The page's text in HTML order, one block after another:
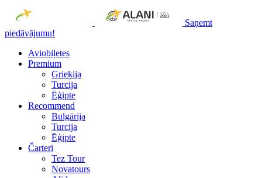
Saņemt
piedāvājumu!
Aviobiļetes
Premium
Grieķija
Turcija
Ēģipte
Recommend
Bulgārija
Turcija
Ēģipte
Čarteri
Tez Tour
Novatours